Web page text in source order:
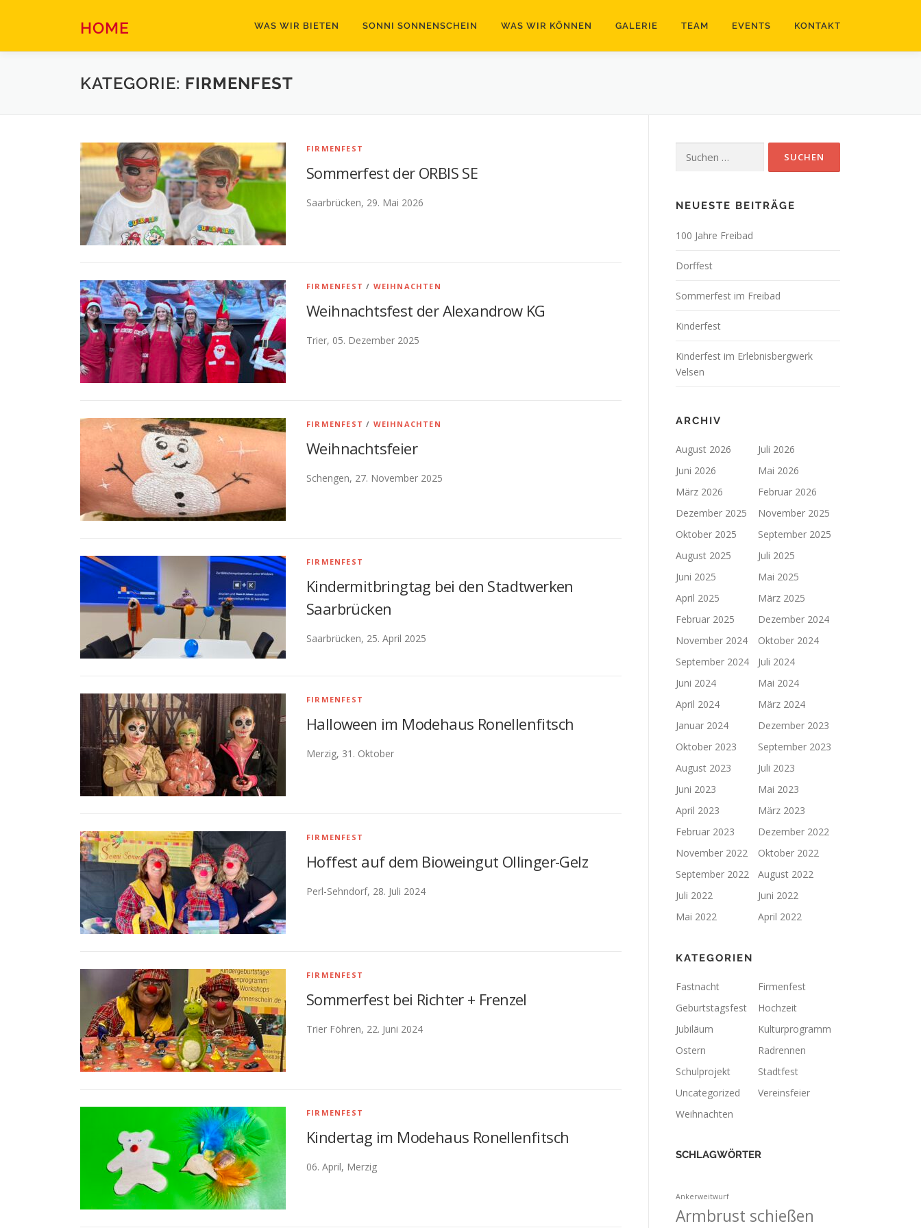
HOME WAS WIR BIETEN SONNI SONNENSCHEIN WAS WIR KÖNNEN GALERIE TEAM EVENTS KONTAKT
KATEGORIE: FIRMENFEST
FIRMENFEST
Sommerfest der ORBIS SE
Saarbrücken, 29. Mai 2026
FIRMENFEST / WEIHNACHTEN
Weihnachtsfest der Alexandrow KG
Trier, 05. Dezember 2025
FIRMENFEST / WEIHNACHTEN
Weihnachtsfeier
Schengen, 27. November 2025
FIRMENFEST
Kindermitbringtag bei den Stadtwerken
Saarbrücken
Saarbrücken, 25. April 2025
FIRMENFEST
Halloween im Modehaus Ronellenfitsch
Merzig, 31. Oktober
FIRMENFEST
Hoffest auf dem Bioweingut Ollinger-Gelz
Perl-Sehndorf, 28. Juli 2024
FIRMENFEST
Sommerfest bei Richter + Frenzel
Trier Föhren, 22. Juni 2024
FIRMENFEST
Kindertag im Modehaus Ronellenfitsch
06. April, Merzig
nach:
NEUESTE BEITRÄGE
100 Jahre Freibad
Dorffest
Sommerfest im Freibad
Kinderfest
Kinderfest im Erlebnisbergwerk
Velsen
ARCHIV
August 2026
Juli 2026
Juni 2026
Mai 2026
März 2026
Februar 2026
Dezember 2025
November 2025
Oktober 2025
September 2025
August 2025
Juli 2025
Juni 2025
Mai 2025
April 2025
März 2025
Februar 2025
Dezember 2024
November 2024
Oktober 2024
September 2024
Juli 2024
Juni 2024
Mai 2024
April 2024
März 2024
Januar 2024
Dezember 2023
Oktober 2023
September 2023
August 2023
Juli 2023
Juni 2023
Mai 2023
April 2023
März 2023
Februar 2023
Dezember 2022
November 2022
Oktober 2022
September 2022
August 2022
Juli 2022
Juni 2022
Mai 2022
April 2022
KATEGORIEN
Fastnacht
Firmenfest
Geburtstagsfest
Hochzeit
Jubiläum
Kulturprogramm
Ostern
Radrennen
Schulprojekt
Stadtfest
Uncategorized
Vereinsfeier
Weihnachten
SCHLAGWÖRTER
Ankerweitwurf
Armbrust schießen